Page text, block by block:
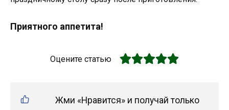
Приятного аппетита!
Оцените статью
Жми «Нравится» и получай только